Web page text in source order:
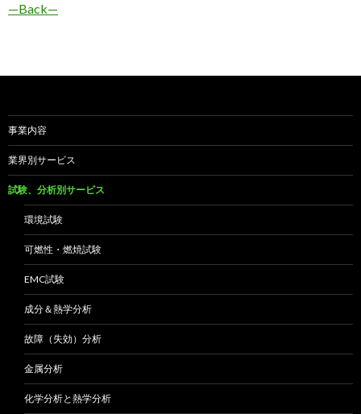
—Back—
事業内容
業界別サービス
試験、分析別サービス
環境試験
可燃性・燃焼試験
EMC試験
成分＆熱学分析
故障（失効）分析
金属分析
化学分析と熱学分析